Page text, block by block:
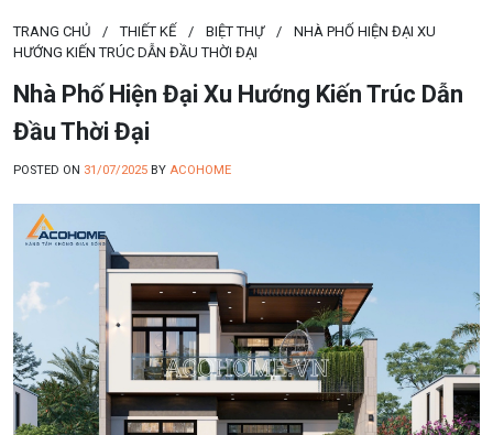
TRANG CHỦ / THIẾT KẾ / BIỆT THỰ /
NHÀ PHỐ HIỆN ĐẠI XU
HƯỚNG KIẾN TRÚC DẪN ĐẦU THỜI ĐẠI
Nhà Phố Hiện Đại Xu Hướng Kiến Trúc Dẫn
Đầu Thời Đại
POSTED ON 31/07/2025 BY ACOHOME